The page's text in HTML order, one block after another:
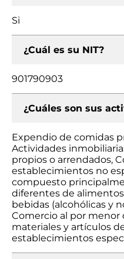
Si
¿Cuál es su NIT?
901790903
¿Cuáles son sus
Expendio de comidas
Actividades
propios o arrendados,
establecimientos no
compuesto
diferentes de
bebidas (alcohólicas y
Comercio al por menor
materiales y artículos
establecimientos